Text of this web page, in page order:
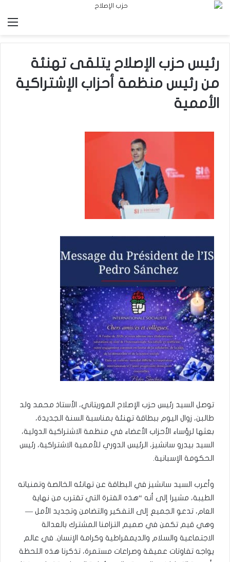
رئيس حزب الإصلاح يتلقى تهنئة
من رئيس منظمة أحزاب الإشتراكية
الأممية
توصل السيد رئيس حزب الإصلاح الموريتاني، الأستاذ محمد ولد
طالبن، زوال اليوم ببطاقة تهنئة بمناسبة السنة الجديدة،
بعثها لرؤساء الأحزاب الأعضاء في منظمة الاشتراكية الدولية،
السيد بيدرو سانشيز، الرئيس الدوري للأممية الاشتراكية، رئيس
الحكومة الإسبانية.
وأعرب السيد سانشيز في البطاقة عن تهانئه الخالصة وتمنياته
الطيبة، مشيرا إلى أنه “هذه الفترة التي تقترب من نهاية
العام، تدعو الجميع إلى التفكير والتضامن وتجديد الأمل —
وهي قيم تكمن في صميم التزامنا المشترك بالعدالة
الاجتماعية والسلام والديمقراطية وكرامة الإنسان. في عالم
يواجه تفاوتات عميقة وصراعات مستمرة، تذكرنا هذه اللحظة